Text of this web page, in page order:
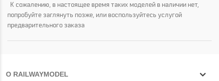
К сожалению, в настоящее время таких моделей в наличии нет,
попробуйте заглянуть позже, или воспользуйтесь услугой
предварительного заказа
О RAILWAYMODEL